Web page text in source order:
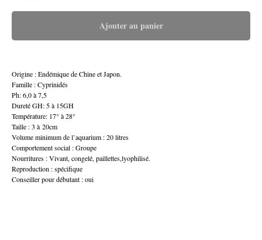
Ajouter au panier
Origine : Endémique de Chine et Japon.
Famille : Cyprinidés
Ph: 6,0 à 7,5
Dureté GH: 5 à 15GH
Température: 17° à 28°
Taille : 3 à 20cm
Volume minimum de l’aquarium : 20 litres
Comportement social : Groupe
Nourritures : Vivant, congelé, paillettes,lyophilisé.
Reproduction : spécifique
Conseiller pour débutant : oui